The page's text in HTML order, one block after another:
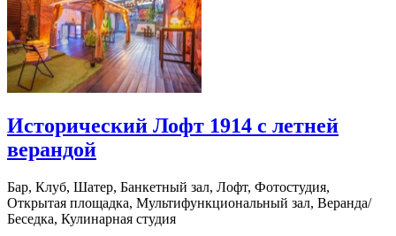
Исторический Лофт 1914 с летней
верандой
Бар, Клуб, Шатер, Банкетный зал, Лофт, Фотостудия,
Открытая площадка, Мультифункциональный зал, Веранда/
Беседка, Кулинарная студия